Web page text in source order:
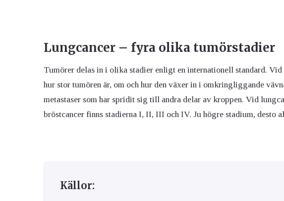
Lungcancer – fyra olika tumörstadier
Tumörer delas in i olika stadier enligt en internationell standard.
hur stor tumören är, om och hur den växer in i omkringliggande
metastaser som har spridit sig till andra delar av kroppen. Vid
bröstcancer finns stadierna I, II, III och IV. Ju högre stadium, desto
Källor: